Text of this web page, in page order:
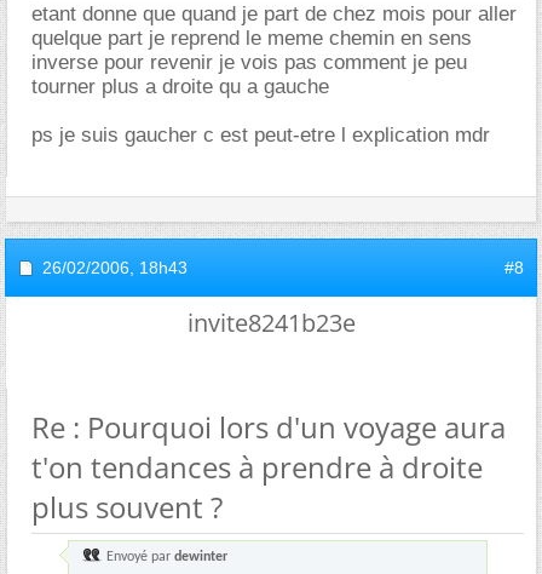
etant donne que quand je part de chez mois pour aller
quelque part je reprend le meme chemin en sens
inverse pour revenir je vois pas comment je peu
tourner plus a droite qu a gauche
ps je suis gaucher c est peut-etre l explication mdr
26/02/2006, 18h43 #8
invite8241b23e
Re : Pourquoi lors d'un voyage aura
t'on tendances à prendre à droite
plus souvent ?
Envoyé par dewinter